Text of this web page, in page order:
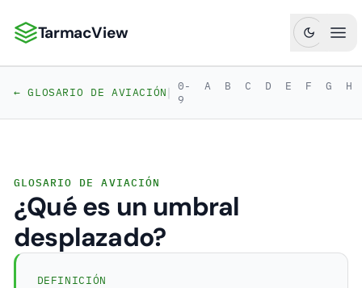
TarmacView: Análisis de Aviación de Precisión
TarmacView
← GLOSARIO DE AVIACIÓN| 0-
9
A B C D E F G H
GLOSARIO DE AVIACIÓN
¿Qué es un umbral
desplazado?
DEFINICIÓN